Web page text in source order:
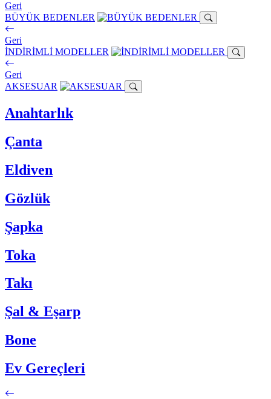
Geri
BÜYÜK BEDENLER
Geri
İNDİRİMLİ MODELLER
Geri
AKSESUAR
Anahtarlık
Çanta
Eldiven
Gözlük
Şapka
Toka
Takı
Şal & Eşarp
Bone
Ev Gereçleri